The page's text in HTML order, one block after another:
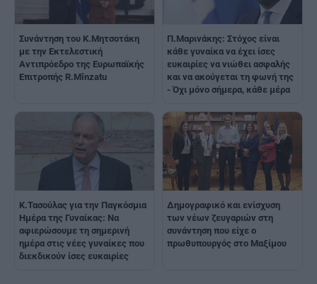
Συνάντηση του Κ.Μητσοτάκη
με την Εκτελεστική
Αντιπρόεδρο της Ευρωπαϊκής
Επιτροπής R.Mînzatu
Π.Μαρινάκης: Στόχος είναι
κάθε γυναίκα να έχει ίσες
ευκαιρίες να νιώθει ασφαλής
και να ακούγεται τη φωνή της
- Όχι μόνο σήμερα, κάθε μέρα
Κ.Τασούλας για την Παγκόσμια
Ημέρα της Γυναίκας: Να
αφιερώσουμε τη σημερινή
ημέρα στις νέες γυναίκες που
διεκδικούν ίσες ευκαιρίες
Δημογραφικό και ενίσχυση
των νέων ζευγαριών στη
συνάντηση που είχε ο
πρωθυπουργός στο Μαξίμου